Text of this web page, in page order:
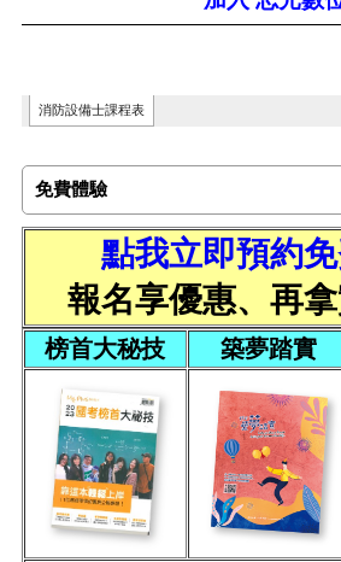
免費體驗
點我立即預約
報名享優惠、再
榜首大秘技 築夢踏實